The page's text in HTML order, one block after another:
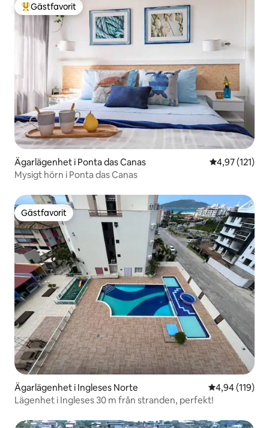
Populär gästfavorit
Gästfavorit
Ägarlägenhet i Ponta das Canas 4,97 av 5 i
4,97 (121)
Mysigt hörn i Ponta das Canas
Gästfavorit
Gästfavorit
Ägarlägenhet i Ingleses Norte 4,94 av 5 i
4,94 (119)
Lägenhet i Ingleses 30 m från stranden, perfekt!